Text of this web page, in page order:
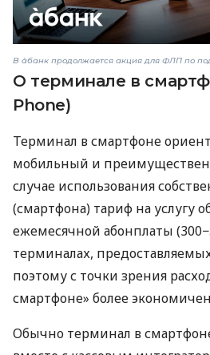
В àбанк продолжается акция для ФЛП по
О терминале в
Phone)
Терминал в смартфоне
мобильный и
случае использования
(смартфона) тариф на услугу
ежемесячной абонплаты
терминалах,
поэтому с точки зрения
смартфоне» более
Обычно терминал в